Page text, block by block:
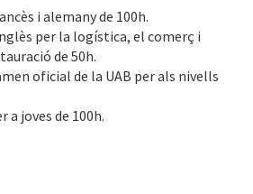
i alemany de 100h.
per la logística, el comerç i
de 50h.
oficial de la UAB per als nivells
a joves de 100h.